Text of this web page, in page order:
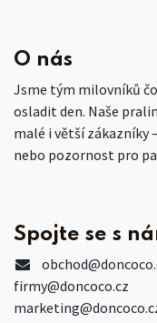
O nás
Jsme tým milovníků
osladit den. Naše
malé i větší zákazníky
nebo pozornost pro
Spojte se s
obchod
firmy@doncoco.cz